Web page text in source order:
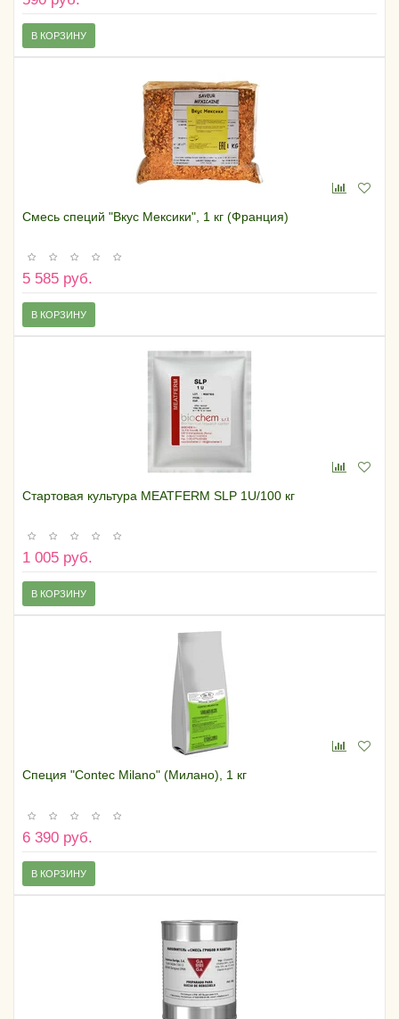
В КОРЗИНУ
Смесь специй "Вкус Мексики", 1 кг (Франция)
5 585 руб.
В КОРЗИНУ
Стартовая культура MEATFERM SLP 1U/100 кг
1 005 руб.
В КОРЗИНУ
Специя "Contec Milano" (Милано), 1 кг
6 390 руб.
В КОРЗИНУ